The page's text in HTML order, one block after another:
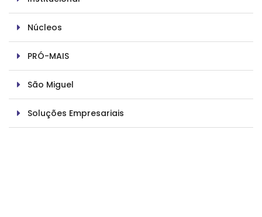
Núcleos
PRÓ-MAIS
São Miguel
Soluções Empresariais